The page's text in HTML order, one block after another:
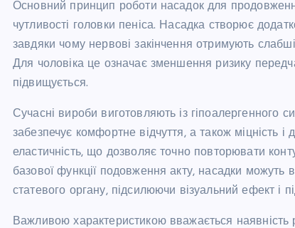
Основний принцип роботи насадок для
чутливості головки пеніса. Насадка створює
завдяки чому нервові закінчення отримують
Для чоловіка це означає зменшення ризику
підвищується.
Сучасні вироби виготовляють із гіпоалергенного
забезпечує комфортне відчуття, а також міцність
еластичність, що дозволяє точно повторювати
базової функції подовження акту, насадки
статевого органу, підсилюючи візуальний ефект і
Важливою характеристикою вважається наявність